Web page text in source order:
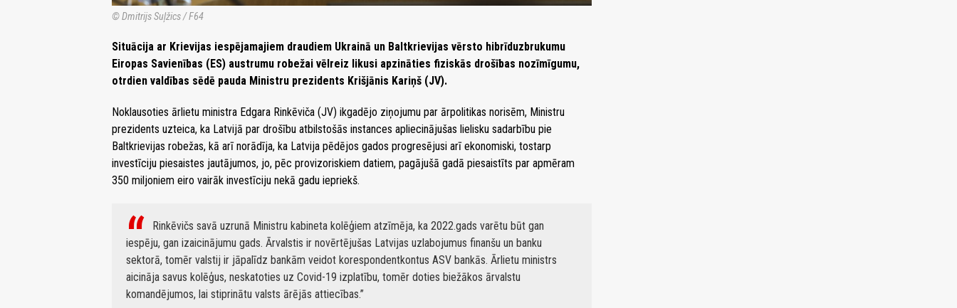
© Dmitrijs Suļžics / F64
Situācija ar Krievijas iespējamajiem draudiem Ukrainā un Baltkrievijas vērsto hibrīduzbrukumu
Eiropas Savienības (ES) austrumu robežai vēlreiz likusi apzināties fiziskās drošības nozīmīgumu,
otrdien valdības sēdē pauda Ministru prezidents Krišjānis Kariņš (JV).
Noklausoties ārlietu ministra Edgara Rinkēviča (JV) ikgadējo ziņojumu par ārpolitikas norisēm, Ministru
prezidents uzteica, ka Latvijā par drošību atbilstošās instances apliecinājušas lielisku sadarbību pie
Baltkrievijas robežas, kā arī norādīja, ka Latvija pēdējos gados progresējusi arī ekonomiski, tostarp
investīciju piesaistes jautājumos, jo, pēc provizoriskiem datiem, pagājušā gadā piesaistīts par apmēram
350 miljoniem eiro vairāk investīciju nekā gadu iepriekš.
Rinkēvičs savā uzrunā Ministru kabineta kolēģiem atzīmēja, ka 2022.gads varētu būt gan
iespēju, gan izaicinājumu gads. Ārvalstis ir novērtējušas Latvijas uzlabojumus finanšu un banku
sektorā, tomēr valstij ir jāpalīdz bankām veidot korespondentkontus ASV bankās. Ārlietu ministrs
aicināja savus kolēģus, neskatoties uz Covid-19 izplatību, tomēr doties biežākos ārvalstu
komandējumos, lai stiprinātu valsts ārējās attiecības.